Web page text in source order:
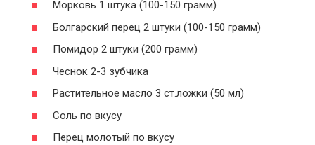
Морковь 1 штука (100-150 грамм)
Болгарский перец 2 штуки (100-150 грамм)
Помидор 2 штуки (200 грамм)
Чеснок 2-3 зубчика
Растительное масло 3 ст.ложки (50 мл)
Соль по вкусу
Перец молотый по вкусу